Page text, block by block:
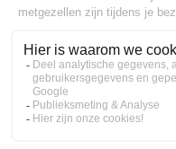
Wat onze